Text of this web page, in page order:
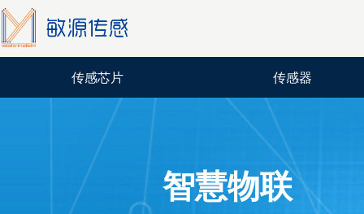
传感芯片 传感器
智慧物联